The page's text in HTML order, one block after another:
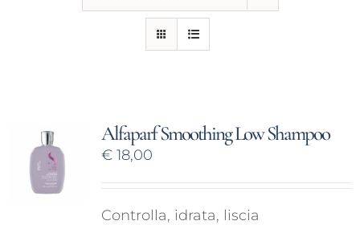
Alfaparf Smoothing Low Shampoo
€18,00
Controlla, idrata, liscia